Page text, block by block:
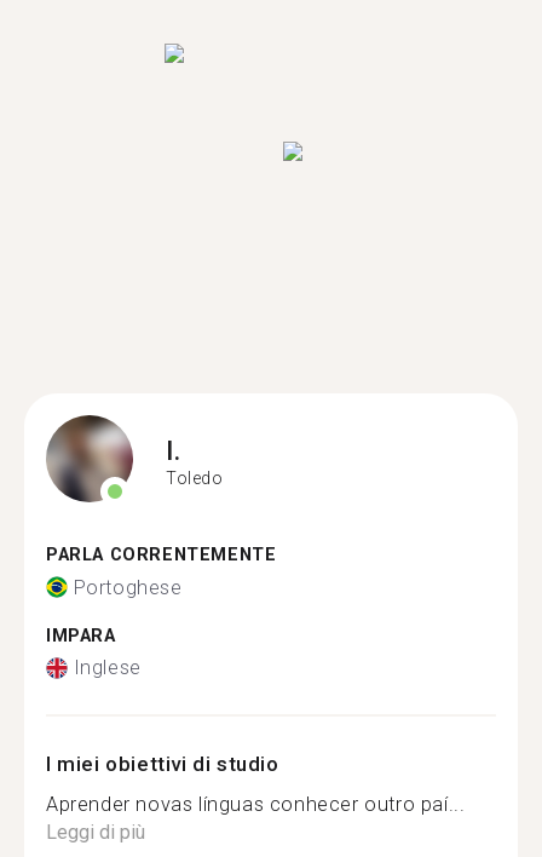
I.
Toledo
PARLA CORRENTEMENTE
Portoghese
IMPARA
Inglese
I miei obiettivi di studio
Aprender novas línguas conhecer outro paí...
Leggi di più